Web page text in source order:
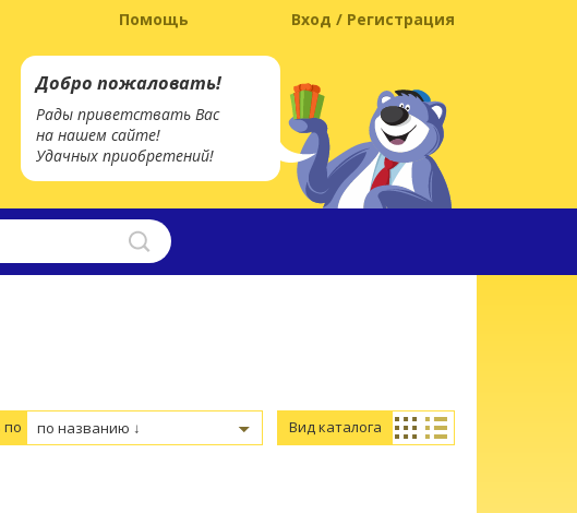
Добро пожаловать!
Рады приветствать Вас
на нашем сайте!
Удачных приобретений!
по по названию ↓ Вид каталога
Вход / Регистрация
Помощь